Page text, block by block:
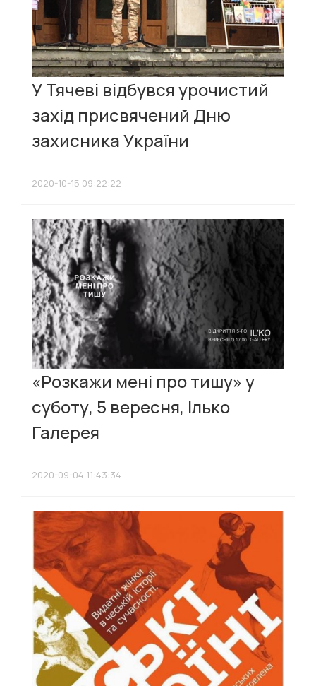
У Тячеві відбувся урочистий
захід присвячений Дню
захисника України
2020-10-15 09:22:22
«Розкажи мені про тишу» у
суботу, 5 вересня, Ілько
Галерея
2020-09-04 11:43:34